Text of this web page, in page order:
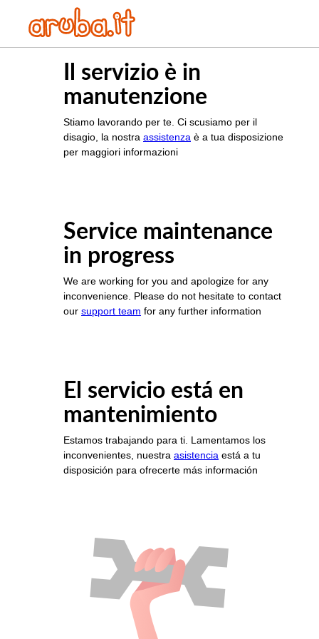
Il servizio è in
manutenzione
Stiamo lavorando per te. Ci scusiamo per il
disagio, la nostra assistenza è a tua disposizione
per maggiori informazioni
Service maintenance
in progress
We are working for you and apologize for any
inconvenience. Please do not hesitate to contact
our support team for any further information
El servicio está en
mantenimiento
Estamos trabajando para ti. Lamentamos los
inconvenientes, nuestra asistencia está a tu
disposición para ofrecerte más información